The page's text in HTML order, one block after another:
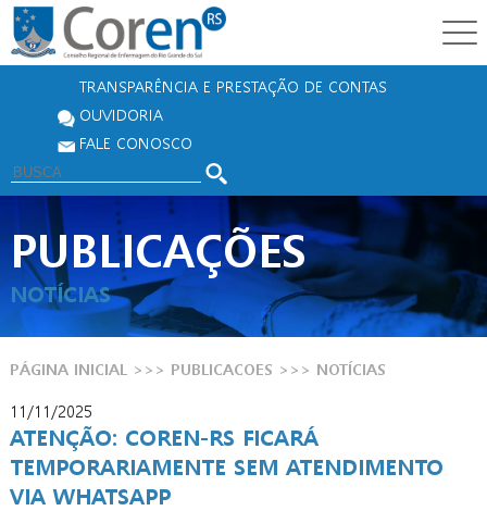
TRANSPARÊNCIA E PRESTAÇÃO DE CONTAS
OUVIDORIA
FALE CONOSCO
PUBLICAÇÕES
NOTÍCIAS
PÁGINA INICIAL >>> PUBLICACOES >>> NOTÍCIAS
11/11/2025
ATENÇÃO: COREN-RS FICARÁ
TEMPORARIAMENTE SEM ATENDIMENTO
VIA WHATSAPP